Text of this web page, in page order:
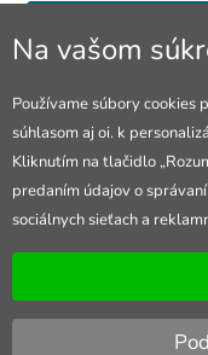
Predajňa v
Otevřeno Po-Pia: 10-18h
Na vašom
Používame súbory cookies
súhlasom aj oi. k
Kliknutím na tlačidlo
predaním údajov o
sociálnych sieťach a